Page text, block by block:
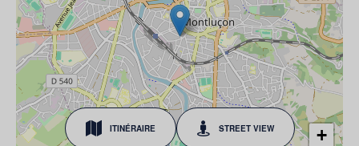
ITINÉRAIRE STREET VIEW
+